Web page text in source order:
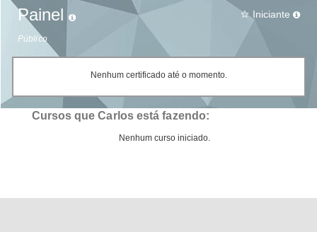
Painel
Público
star_border Iniciante
Nenhum certificado até o momento.
Cursos que Carlos está fazendo:
Nenhum curso iniciado.